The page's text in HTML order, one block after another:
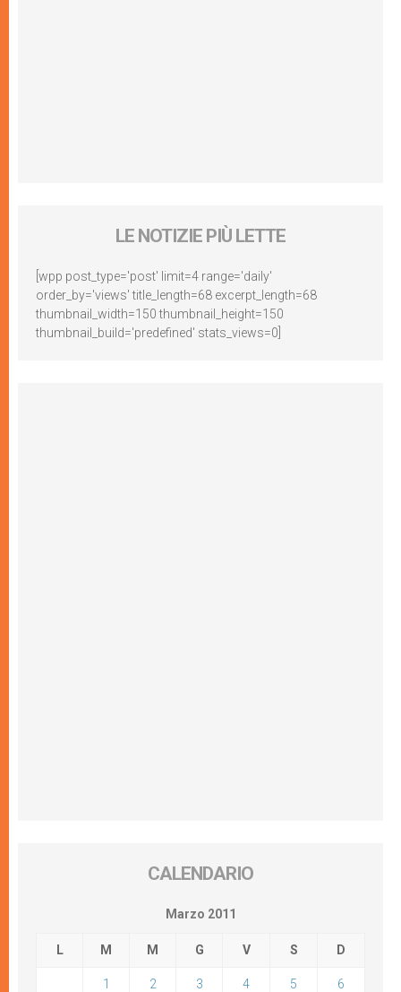
LE NOTIZIE PIÙ LETTE
[wpp post_type='post' limit=4 range='daily'
order_by='views' title_length=68 excerpt_length=68
thumbnail_width=150 thumbnail_height=150
thumbnail_build='predefined' stats_views=0]
CALENDARIO
Marzo 2011
L M M G V S D
1 2 3 4 5 6